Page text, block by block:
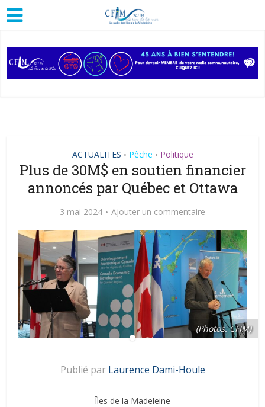
ACTUALITES • Pêche • Politique
Plus de 30M$ en soutien financier
annoncés par Québec et Ottawa
3 mai 2024 Ajouter un commentaire
(Photos: CFIM)
Publié par Laurence Dami-Houle
Îles de la Madeleine